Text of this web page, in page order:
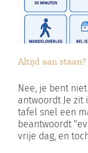
Altijd aan
Nee, je bent
antwoordt Je zit
tafel snel een
beantwoordt
vrije dag, en